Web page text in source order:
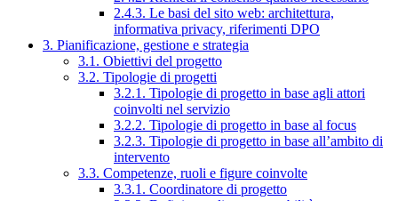
2.4.3. Le basi del sito web: architettura,
informativa privacy, riferimenti DPO
3. Pianificazione, gestione e strategia
3.1. Obiettivi del progetto
3.2. Tipologie di progetti
3.2.1. Tipologie di progetto in base agli attori
coinvolti nel servizio
3.2.2. Tipologie di progetto in base al focus
3.2.3. Tipologie di progetto in base all’ambito di
intervento
3.3. Competenze, ruoli e figure coinvolte
3.3.1. Coordinatore di progetto